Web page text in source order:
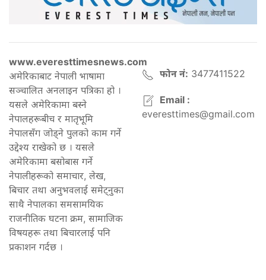
www.everesttimesnews.com
अमेरिकाबाट नेपाली भाषामा
सञ्चालित अनलाइन पत्रिका हो ।
यसले अमेरिकामा बस्ने
नेपालहरूबीच र मातृभूमि
नेपालसँग जोड्ने पुलको काम गर्ने
उद्देश्य राखेको छ । यसले
अमेरिकामा बसोबास गर्ने
नेपालीहरूको समाचार, लेख,
बिचार तथा अनुभवलाई समेट्नुका
साथै नेपालका समसामयिक
राजनीतिक घटना क्रम, सामाजिक
विषयहरू तथा बिचारलाई पनि
प्रकाशन गर्दछ ।
फोन नं: 3477411522
Email :
everesttimes@gmail.com